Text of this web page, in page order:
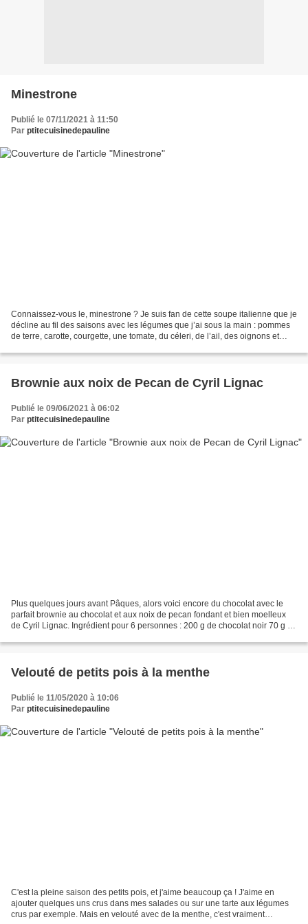
Minestrone
Publié le 07/11/2021 à 11:50
Par ptitecuisinedepauline
Connaissez-vous le, minestrone ? Je suis fan de cette soupe italienne que je
décline au fil des saisons avec les légumes que j’ai sous la main : pommes
de terre, carotte, courgette, une tomate, du céleri, de l’ail, des oignons et
Brownie aux noix de Pecan de Cyril Lignac
Publié le 09/06/2021 à 06:02
Par ptitecuisinedepauline
Plus quelques jours avant Pâques, alors voici encore du chocolat avec le
parfait brownie au chocolat et aux noix de pecan fondant et bien moelleux
de Cyril Lignac. Ingrédient pour 6 personnes : 200 g de chocolat noir 70 g de
Velouté de petits pois à la menthe
Publié le 11/05/2020 à 10:06
Par ptitecuisinedepauline
C'est la pleine saison des petits pois, et j'aime beaucoup ça ! J'aime en
ajouter quelques uns crus dans mes salades ou sur une tarte aux légumes
crus par exemple. Mais en velouté avec de la menthe, c'est vraiment